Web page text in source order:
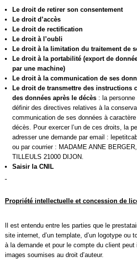
Le droit de retirer son consentement
Le droit d’accès
Le droit de rectification
Le droit à l’oubli
Le droit à la limitation du traitement de
Le droit à la portabilité (export de
par une machine)
Le droit à la communication de ses
Le droit de transmettre des instructions
des données après le décès : la
définir des directives relatives à la
communication de ses données à
décès. Pour exercer l’un de ces droits, la
adresser une demande par email :
ou par courrier : MADAME ANNE
TILLEULS 21000 DIJON.
Saisir la CNIL
Propriété intellectuelle et concession de
Il est entendu entre les parties que le
site internet, d’un template, d’un logotype ou
à la demande et pour le compte du client peut
images soumises au droit d’auteur.